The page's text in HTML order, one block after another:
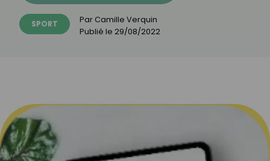
SPORT Par Camille Verquin
Publié le 29/08/2022